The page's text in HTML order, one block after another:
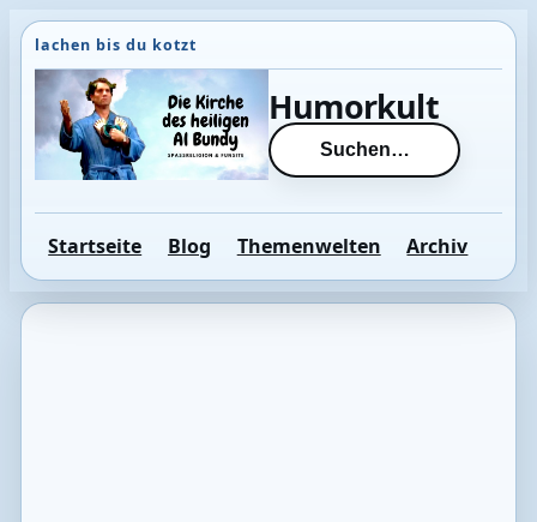
Direkt
zum
Inhalt
wechseln
Humorkult
Suchen…
Startseite Blog Themenwelten Archiv